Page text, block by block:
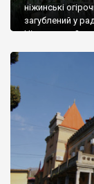
ніжинські
загублений у
Ніжин греки?